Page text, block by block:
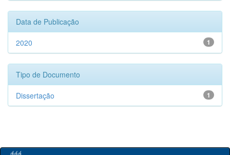
Data de Publicação
1
2020
Tipo de Documento
1
Dissertação